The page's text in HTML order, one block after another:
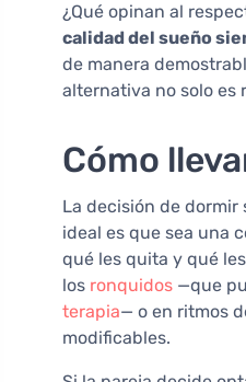
¿Qué opinan al
calidad del sueño
de manera
alternativa no solo es
Cómo
La decisión de dormir
ideal es que sea una
qué les quita y qué
los ronquidos —que
terapia— o en ritmos
modificables.